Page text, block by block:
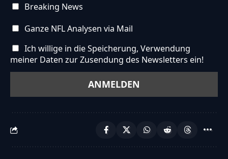
Breaking News
Ganze NFL Analysen via Mail
Ich willige in die Speicherung, Verwendung
meiner Daten zur Zusendung des Newsletters ein!